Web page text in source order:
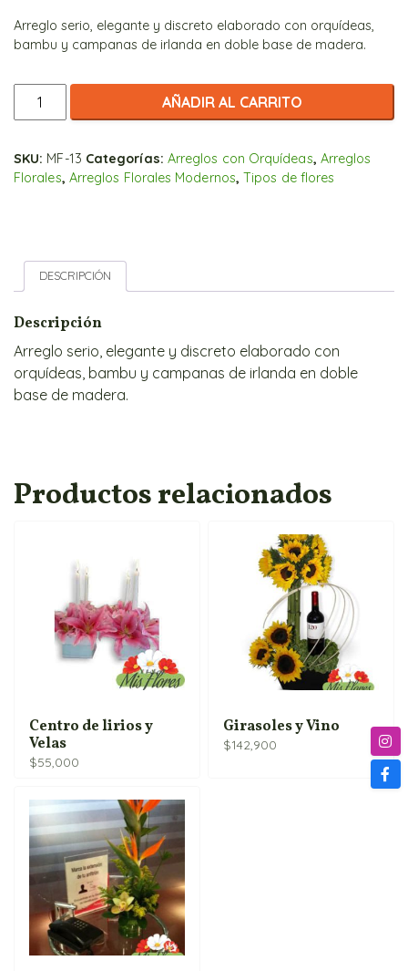
Arreglo serio, elegante y discreto elaborado con orquídeas,
bambu y campanas de irlanda en doble base de madera.
Elegante
y
de
Orquídeas
AÑADIR AL CARRITO
SKU: MF-13 Categorías: Arreglos con Orquídeas, Arreglos
Florales, Arreglos Florales Modernos,Tipos de flores
DESCRIPCIÓN
Descripción
Arreglo serio, elegante y discreto elaborado con
orquídeas, bambu y campanas de irlanda en doble
base de madera.
Productos relacionados
Centro de lirios y
Velas
$55,000
Girasoles y Vino
$142,900